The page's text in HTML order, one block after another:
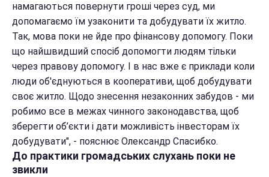
намагаються повернути гроші через суд, ми
допомагаємо їм узаконити та добудувати їх житло.
Так, мова поки не йде про фінансову допомогу. Поки
що найшвидший спосіб допомогти людям тільки
через правову допомогу. І в нас вже є приклади коли
люди об'єднуються в кооперативи, щоб добудувати
своє житло. Щодо знесення незаконних забудов - ми
робимо все в межах чинного законодавства, щоб
зберегти об’єкти і дати можливість інвесторам їх
добудувати", - пояснює Олександр Спасибко.
До практики громадських слухань поки не
звикли